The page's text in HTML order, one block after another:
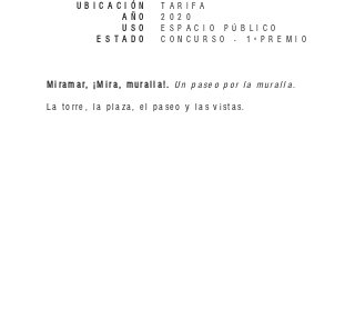
UBICACIÓN
AÑO
USO
ESTADO
TARIFA
2020
ESPACIO PÚBLICO
CONCURSO - 1ºPREMIO
Miramar, ¡Mira, muralla!. Un paseo por la muralla.
La torre, la plaza, el paseo y las vistas.